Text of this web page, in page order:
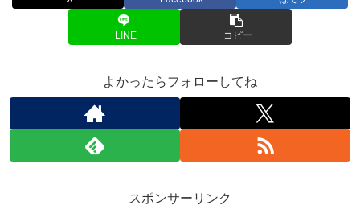
LINE コピー
よかったらフォローしてね
スポンサーリンク